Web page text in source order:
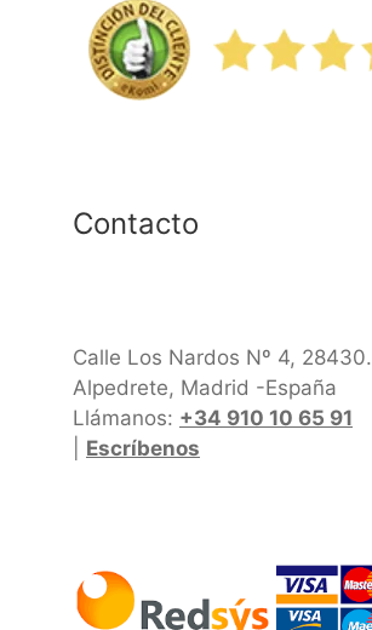
Contacto
Calle Los Nardos Nº 4, 28430.
Alpedrete, Madrid -España
Llámanos: +34 910 10 65 91
Escríbenos